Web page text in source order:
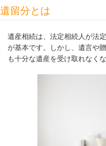
遺留分とは
遺産相続は、法定相続人が法
が基本です。しかし、遺言や
も十分な遺産を受け取れなく